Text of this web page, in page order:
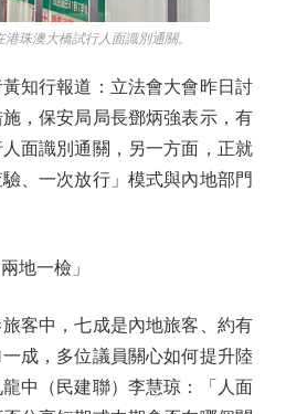
澳大橋試行人面識別通關。
行報道：立法會大會昨日討
，保安局局長鄧炳強表示，有
面識別通關，另一方面，正就
、一次放行」模式與內地部門
一檢」
客中，七成是內地旅客、約有
成，多位議員關心如何提升陸
中（民建聯）李慧琼：「人面